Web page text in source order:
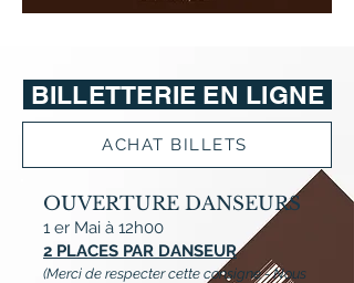
BILLETTERIE EN LIGNE
ACHAT BILLETS
OUVERTURE DANSEURS
1 er Mai à 12h00
2 PLACES PAR DANSEUR
(Merci de respecter cette consigne - Nous